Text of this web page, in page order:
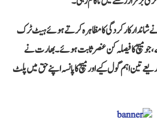
نے شاندار کارکردگی کا مظاہرہ کرتے ہوئے ہیٹ ٹرک
جو میچ کا فیصلہ کن عنصر ثابت ہوئے۔ بھارت نے
تین اہم گول کیے اور میچ کا پانسہ اپنے حق میں پلٹ